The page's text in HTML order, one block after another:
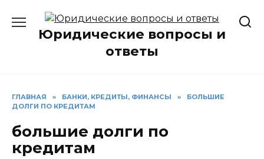
содержаниюЮридические вопросы и
ответы
ГЛАВНАЯ » БАНКИ, КРЕДИТЫ, ФИНАНСЫ »
БОЛЬШИЕ
ДОЛГИ ПО КРЕДИТАМ
большие долги по
кредитам